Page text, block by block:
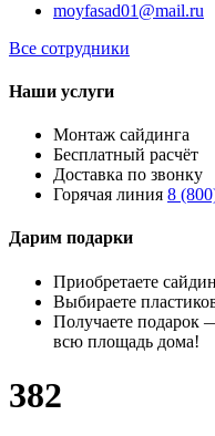
moyfasad01@mail.ru
Все сотрудники
Наши услуги
Монтаж сайдинга
Бесплатный расчёт
Доставка по звонку
Горячая линия 8
Дарим подарки
Приобретаете
Выбираете
Получаете подарок
всю площадь дома!
382